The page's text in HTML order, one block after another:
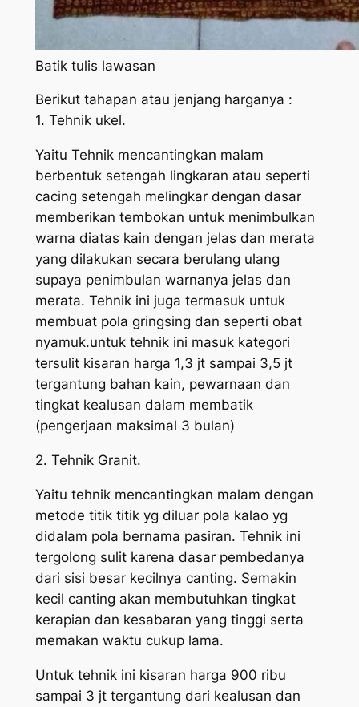
Batik tulis lawasan
Berikut tahapan atau jenjang harganya :
1. Tehnik ukel.
Yaitu Tehnik mencantingkan malam
berbentuk setengah lingkaran atau seperti
cacing setengah melingkar dengan dasar
memberikan tembokan untuk menimbulkan
warna diatas kain dengan jelas dan merata
yang dilakukan secara berulang ulang
supaya penimbulan warnanya jelas dan
merata. Tehnik ini juga termasuk untuk
membuat pola gringsing dan seperti obat
nyamuk.untuk tehnik ini masuk kategori
tersulit kisaran harga 1,3 jt sampai 3,5 jt
tergantung bahan kain, pewarnaan dan
tingkat kealusan dalam membatik
(pengerjaan maksimal 3 bulan)
2. Tehnik Granit.
Yaitu tehnik mencantingkan malam dengan
metode titik titik yg diluar pola kalao yg
didalam pola bernama pasiran. Tehnik ini
tergolong sulit karena dasar pembedanya
dari sisi besar kecilnya canting. Semakin
kecil canting akan membutuhkan tingkat
kerapian dan kesabaran yang tinggi serta
memakan waktu cukup lama.
Untuk tehnik ini kisaran harga 900 ribu
sampai 3 jt tergantung dari kealusan dan